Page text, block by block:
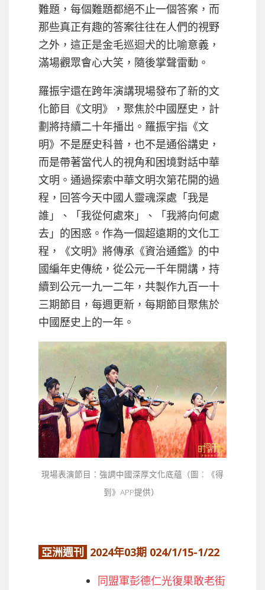
難題，每個難題都絕不止一個答案，而
那些真正有趣的答案往往在人們的視野
之外，這正是金毛巡迴犬的比喻意義，
滿場觀眾會心大笑，隨後掌聲雷動。
羅振宇還在跨年演講現場發布了新的文
化節目《文明》，聚焦於中國歷史，計
劃將持續二十年播出。羅振宇指《文
明》不是歷史科普，也不是通俗講史，
而是帶著當代人的視角和困境對話中華
文明。通過探索中華文明次第花開的過
程，回答今天中國人靈魂深處「我是
誰」、「我從何處來」、「我將向何處
去」的困惑。作為一個超遠期的文化工
程，《文明》將傳承《資治通鑑》的中
國編年史傳統，從公元一千年開講，持
續到公元一九一二年，共製作九百一十
三期節目，每週更新，每期節目聚焦於
中國歷史上的一年。
現場表演節目：強調中國深厚文化底蘊（圖︰《得
到》APP提供）
亞洲週刊
2024年03期 024/1/15-1/22
同盟軍彭德仁光復果敢老街